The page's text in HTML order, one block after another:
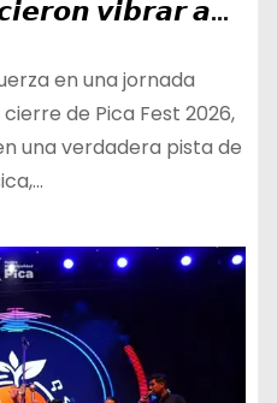
𝙫𝙞𝙗𝙧𝙖𝙧 𝙖
en una jornada
de Pica Fest 2026,
una verdadera pista de